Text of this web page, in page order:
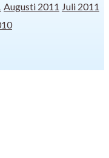
Augusti 2011 Juli 2011